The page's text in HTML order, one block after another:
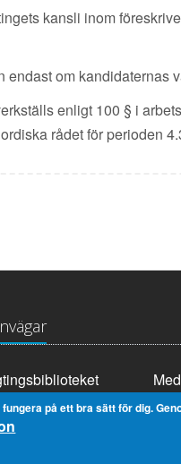
kansli inom
om
enligt 100 § i
rådet för perioden
på ett bra sätt för dig.